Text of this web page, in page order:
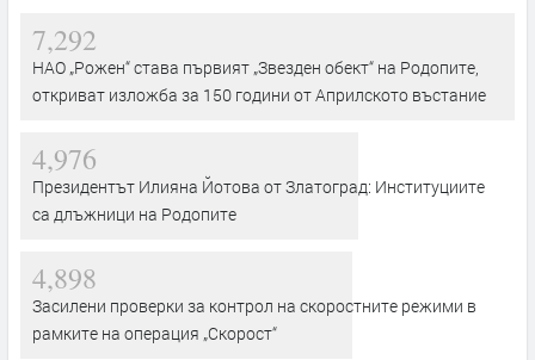
7,292
НАО „Рожен“ става първият „Звезден обект“ на Родопите,
откриват изложба за 150 години от Априлското въстание
4,976
Президентът Илияна Йотова от Златоград: Институциите
са длъжници на Родопите
4,898
Засилени проверки за контрол на скоростните режими в
рамките на операция „Скорост“